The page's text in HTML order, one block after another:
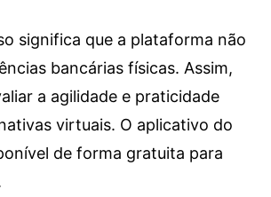
significa que a plataforma não
bancárias físicas. Assim,
a agilidade e praticidade
virtuais. O aplicativo do
de forma gratuita para